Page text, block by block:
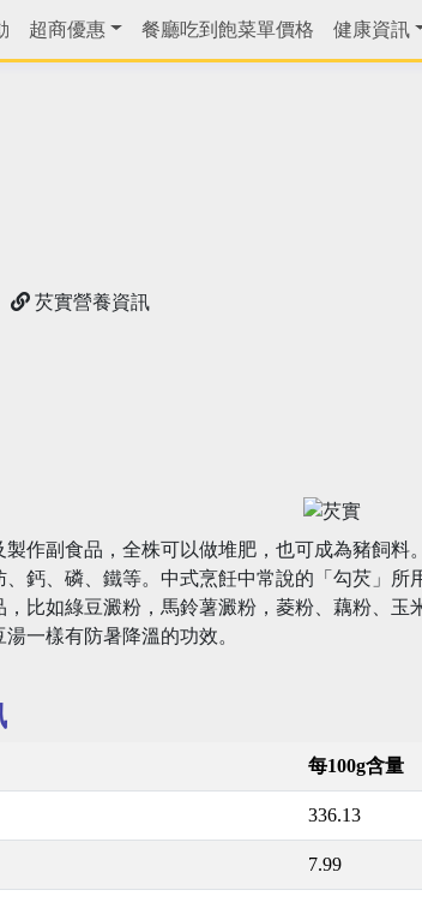
超商優惠 餐廳吃到飽菜單價格 健康資訊
芡實營養資訊
作副食品，全株可以做堆肥，也可成為豬飼
鈣、磷、鐵等。中式烹飪中常說的「勾芡」
比如綠豆澱粉，馬鈴薯澱粉，菱粉、藕粉、
一樣有防暑降溫的功效。
每100g含量
336.13
7.99